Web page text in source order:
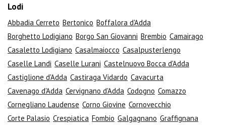
Lodi
Abbadia Cerreto Bertonico Boffalora d'Adda
Borghetto Lodigiano Borgo San Giovanni Brembio Camairago
Casaletto Lodigiano Casalmaiocco Casalpusterlengo
Caselle Landi Caselle Lurani Castelnuovo Bocca d'Adda
Castiglione d'Adda Castiraga Vidardo Cavacurta
Cavenago d'Adda Cervignano d'Adda Codogno Comazzo
Cornegliano Laudense Corno Giovine Cornovecchio
Corte Palasio Crespiatica Fombio Galgagnano Graffignana